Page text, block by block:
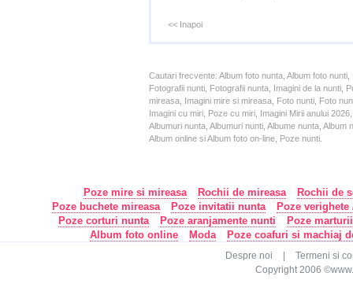
<< Inapoi
Cautari frecvente: Album foto nunta, Album foto
Fotografii nunti, Fotografii nunta, Imagini de la nunti,
mireasa, Imagini mire si mireasa, Foto nunti, Foto
Imagini cu miri, Poze cu miri, Imagini Mirii anului
Albumuri nunta, Albumuri nunti, Albume nunta,
Album online si Album foto on-line, Poze nunti.
Poze mire si mireasa Rochii de mireasa
Rochii de
Poze buchete mireasa
Poze invitatii nunta
Poze
Poze corturi nunta
Poze aranjamente nunti
Poze
Album foto online
Moda Poze coafuri si machiaj
Despre noi
Termeni si
Copyright 2006